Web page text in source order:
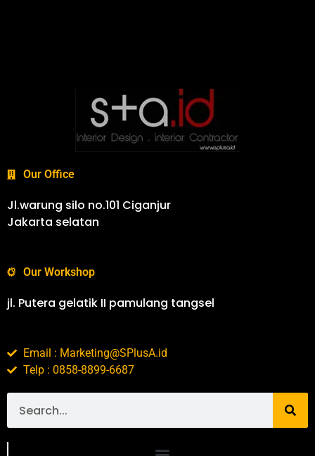
Our Office
Jl.warung silo no.101 Ciganjur
Jakarta selatan
Our Workshop
jl. Putera gelatik II pamulang tangsel
Email : Marketing@SPlusA.id
Telp : 0858-8899-6687